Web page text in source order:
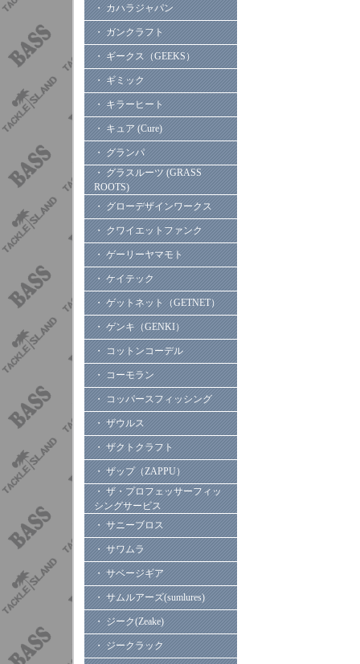
・ カハラジャパン
・ ガンクラフト
・ ギークス（GEEKS）
・ ギミック
・ キラーヒート
・ キュア (Cure)
・ グランパ
・ グラスルーツ (GRASS
ROOTS)
・ グローデザインワークス
・ クワイエットファンク
・ ゲーリーヤマモト
・ ケイテック
・ ゲットネット（GETNET）
・ ゲンキ（GENKI）
・ コットンコーデル
・ コーモラン
・ コッパースフィッシング
・ ザウルス
・ ザクトクラフト
・ ザップ（ZAPPU）
・ ザ・プロフェッサーフィッ
シングサービス
・ サニーブロス
・ サワムラ
・ サベージギア
・ サムルアーズ(sumlures)
・ ジーク(Zeake)
・ ジークラック